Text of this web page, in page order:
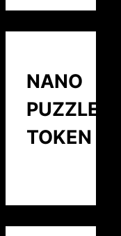
NANO
PUZZLE
TOKEN